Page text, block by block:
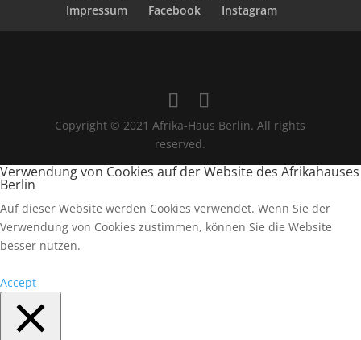
Impressum
Facebook Instagram
Copyright © 2021 Afrika-Haus Berlin. All rights
reserved.
Verwendung von Cookies auf der Website des Afrikahauses
Berlin
Auf dieser Website werden Cookies verwendet. Wenn Sie der
Verwendung von Cookies zustimmen, können Sie die Website
besser nutzen.
Accept